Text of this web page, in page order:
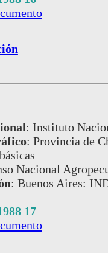
: Instituto
: Provincia de
Nacional
: Buenos Aires:
17